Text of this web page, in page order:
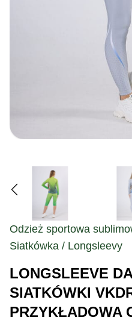
Odzież sportowa
Siatkówka / Longsleevy
LONGSLEEVE
SIATKÓWKI
PRZYKŁADOWA